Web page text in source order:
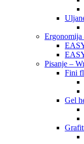
Pisanje –
Fini
Gel